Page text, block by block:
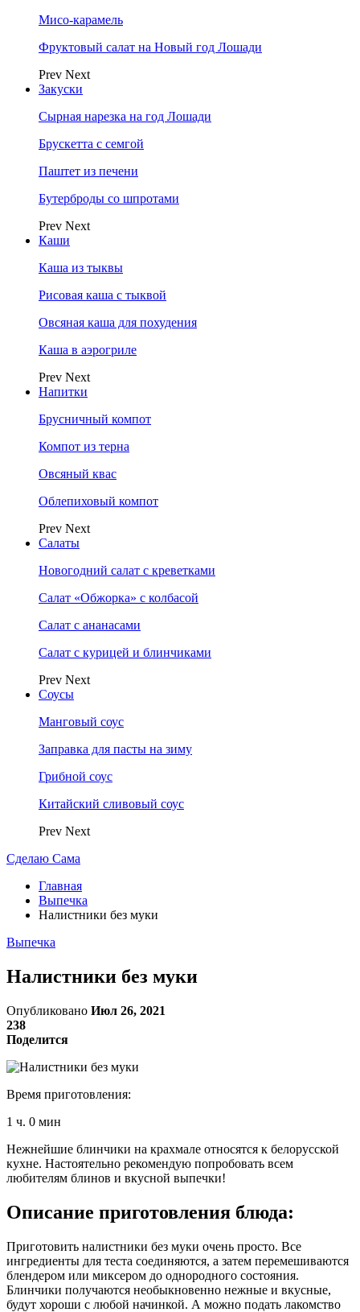
Мисо-карамель
Фруктовый салат на Новый год Лошади
Prev Next
Закуски
Сырная нарезка на год Лошади
Брускетта с семгой
Паштет из печени
Бутерброды со шпротами
Prev Next
Каши
Каша из тыквы
Рисовая каша с тыквой
Овсяная каша для похудения
Каша в аэрогриле
Prev Next
Напитки
Брусничный компот
Компот из терна
Овсяный квас
Облепиховый компот
Prev Next
Салаты
Новогодний салат с креветками
Салат «Обжорка» с колбасой
Салат с ананасами
Салат с курицей и блинчиками
Prev Next
Соусы
Манговый соус
Заправка для пасты на зиму
Грибной соус
Китайский сливовый соус
Prev Next
Сделаю Сама
Главная
Выпечка
Налистники без муки
Выпечка
Налистники без муки
Опубликовано Июл 26, 2021
238
Поделится
Время приготовления:
1 ч. 0 мин
Нежнейшие блинчики на крахмале относятся к белорусской
кухне. Настоятельно рекомендую попробовать всем
любителям блинов и вкусной выпечки!
Описание приготовления блюда:
Приготовить налистники без муки очень просто. Все
ингредиенты для теста соединяются, а затем перемешиваются
блендером или миксером до однородного состояния.
Блинчики получаются необыкновенно нежные и вкусные,
будут хороши с любой начинкой. А можно подать лакомство